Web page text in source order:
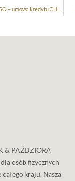
& PAŹDZIORA
osób fizycznych
kraju. Nasza